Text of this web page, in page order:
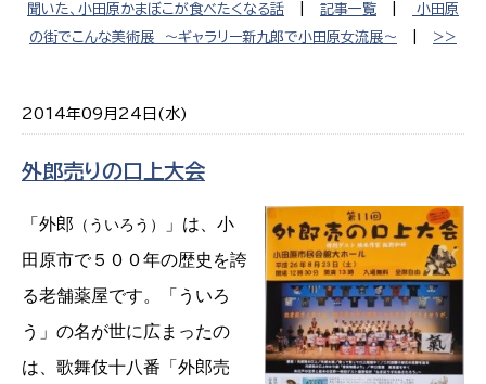
聞いた、小田原かまぼこが食べたくなる話
記事一覧
小田原
の街でこんな美術展 〜ギャラリー新九郎で小田原女流展〜
>>
2014年09月24日(水)
外郎売りの口上大会
「外郎 （ういろう）
」は、小
田原市で５００年の歴史を誇
る老舗薬屋です。「ういろ
う」の名が世に広まったの
は、歌舞伎十八番「外郎売